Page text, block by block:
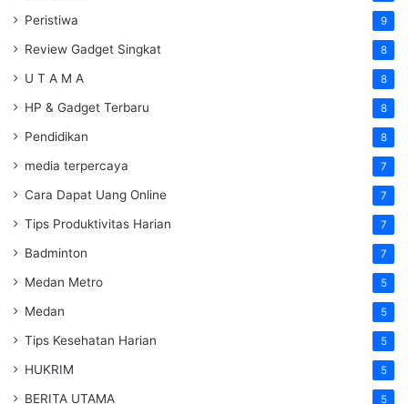
Peristiwa 9
Review Gadget Singkat 8
U T A M A 8
HP & Gadget Terbaru 8
Pendidikan 8
media terpercaya 7
Cara Dapat Uang Online 7
Tips Produktivitas Harian 7
Badminton 7
Medan Metro 5
Medan 5
Tips Kesehatan Harian 5
HUKRIM 5
BERITA UTAMA 5